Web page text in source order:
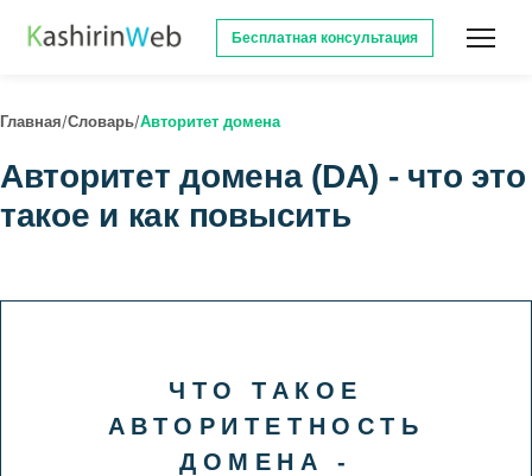
Бесплатная консультация
Главная/Словарь/Авторитет домена
Авторитет домена (DA) - что это
такое и как повысить
ЧТО ТАКОЕ
АВТОРИТЕТНОСТЬ
ДОМЕНА -